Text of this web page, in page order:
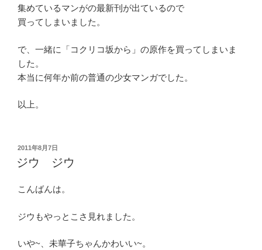
集めているマンがの最新刊が出ているので
買ってしまいました。
で、一緒に「コクリコ坂から」の原作を買ってしまいま
した。
本当に何年か前の普通の少女マンガでした。
以上。
投
稿
日:
2011年8月7日
ジウ ジウ
こんばんは。
ジウもやっとこさ見れました。
いや~、未華子ちゃんかわいい~。